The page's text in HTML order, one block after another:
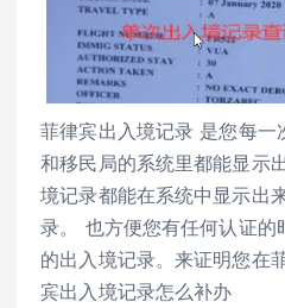
菲律宾出入境记录 是您每一
和移民局的系统里都能显示
境记录都能在系统中显示出
录。 也方便您有任何认证的
的出入境记录。来证明您在
宾出入境记录怎么补办